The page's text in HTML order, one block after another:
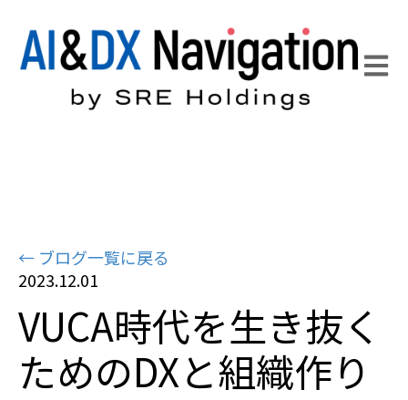
← ブログ一覧に戻る
2023.12.01
VUCA時代を生き抜く
ためのDXと組織作り